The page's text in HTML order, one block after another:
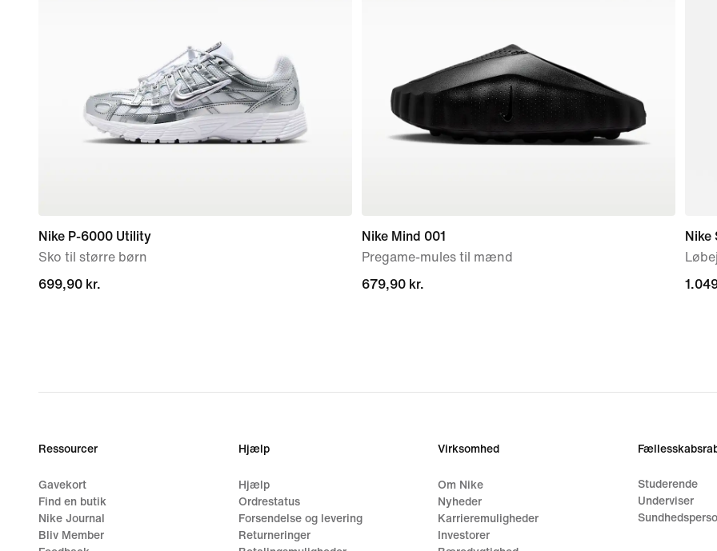
Nike P-6000 Utility
Sko til større børn
699,90 kr.
699,90 kr.
Nike Mind 001
Pregame-mules til mænd
679,90 kr.
679,90 kr.
Nike
Ressourcer
Gavekort
Find en butik
Nike Journal
Bliv Member
Hjælp
Hjælp
Ordrestatus
Forsendelse og levering
Returneringer
Virksomhed
Om Nike
Nyheder
Karrieremuligheder
Investorer
Studerende
Underviser